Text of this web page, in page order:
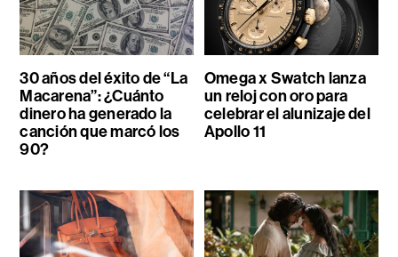
30 años del éxito de “La
Macarena”: ¿Cuánto
dinero ha generado la
canción que marcó los
90?
Omega x Swatch lanza
un reloj con oro para
celebrar el alunizaje del
Apollo 11